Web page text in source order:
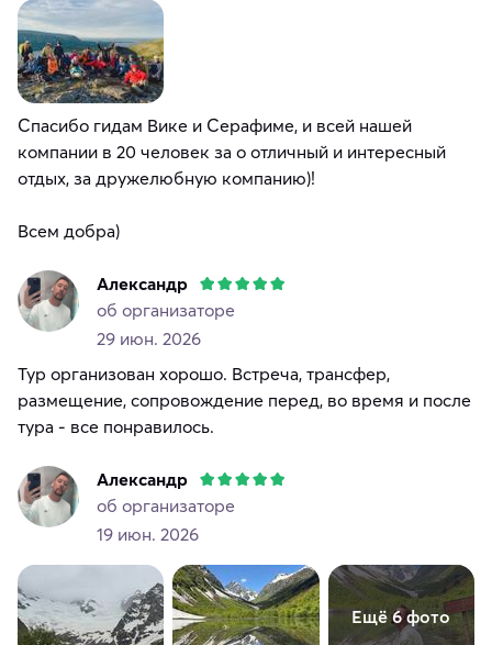
Спасибо гидам Вике и Серафиме, и всей нашей
компании в 20 человек за о отличный и интересный
отдых, за дружелюбную компанию)!
Всем добра)
Александр
об организаторе
29 июн. 2026
Тур организован хорошо. Встреча, трансфер,
размещение, сопровождение перед, во время и после
тура - все понравилось.
Александр
об организаторе
19 июн. 2026
Ещё 6 фото